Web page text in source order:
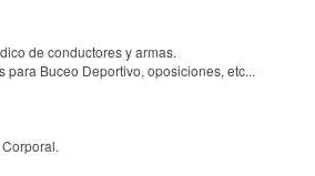
de conductores y armas.
para Buceo Deportivo, oposiciones, etc...